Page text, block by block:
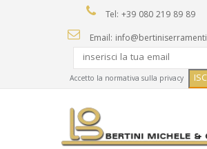
Tel: +39 080 219 89 89
Email:
Accetto la normativa sulla privacy